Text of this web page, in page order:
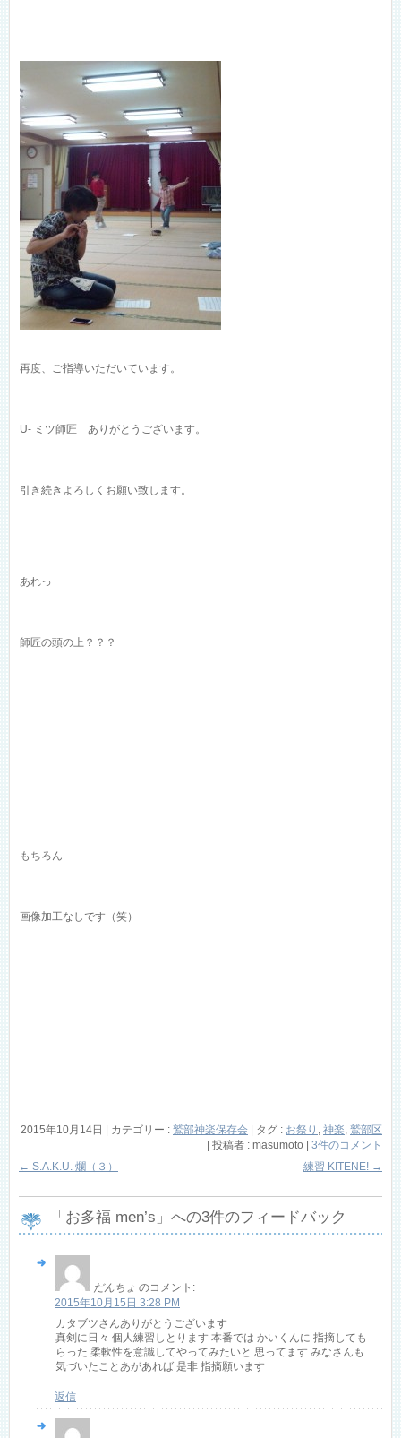
再度、ご指導いただいています。
U- ミツ師匠 ありがとうございます。
引き続きよろしくお願い致します。
あれっ
師匠の頭の上？？？
もちろん
画像加工なしです（笑）
2015年10月14日 | カテゴリー : 鷲部神楽保存会 | タグ : お祭り 神楽 鷲部区
| 投稿者 : masumoto | 3件のコメント
← S.A.K.U. 爛（３） 練習 KITENE! →
「 お多福 men’s 」への3件のフィードバック
だんちょ のコメント:
2015年10月15日 3:28 PM
カタブツさんありがとうございます
真剣に日々 個人練習しとります 本番では かいくんに 指摘しても
らった 柔軟性を意識してやってみたいと 思ってます みなさんも
気づいたことあがあれば 是非 指摘願います
返信